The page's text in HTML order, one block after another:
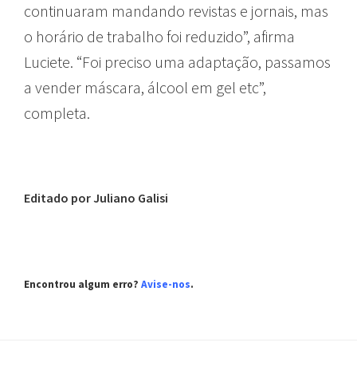
continuaram mandando revistas e jornais, mas
o horário de trabalho foi reduzido”, afirma
Luciete. “Foi preciso uma adaptação, passamos
a vender máscara, álcool em gel etc”,
completa.
Editado por Juliano Galisi
Encontrou algum erro? Avise-nos.